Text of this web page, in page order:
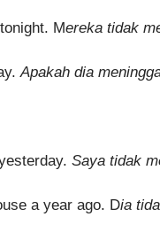
Mereka tidak
Apakah dia
Saya tidak
a year ago. Dia